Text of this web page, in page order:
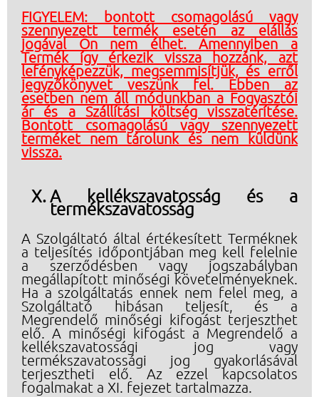
FIGYELEM: bontott csomagolású vagy
szennyezett termék esetén az elállás
jogával Ön nem élhet. Amennyiben a
Termék így érkezik vissza hozzánk, azt
lefényképezzük, megsemmisítjük, és erről
jegyzőkönyvet veszünk fel. Ebben az
esetben nem áll módunkban a Fogyasztói
ár és a Szállítási költség visszatérítése.
Bontott csomagolású vagy szennyezett
terméket nem tárolunk és nem küldünk
vissza.
A kellékszavatosság és a
termékszavatosság
A Szolgáltató által értékesített Terméknek
a teljesítés időpontjában meg kell felelnie
a szerződésben vagy jogszabályban
megállapított minőségi követelményeknek.
Ha a szolgáltatás ennek nem felel meg, a
Szolgáltató hibásan teljesít, és a
Megrendelő minőségi kifogást terjeszthet
elő. A minőségi kifogást a Megrendelő a
kellékszavatossági jog vagy
termékszavatossági jog gyakorlásával
terjesztheti elő. Az ezzel kapcsolatos
fogalmakat a XI. fejezet tartalmazza.